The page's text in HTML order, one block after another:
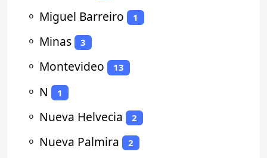
⚬ Miguel Barreiro 1
⚬ Minas 3
⚬ Montevideo 13
⚬ N 1
⚬ Nueva Helvecia 2
⚬ Nueva Palmira 2